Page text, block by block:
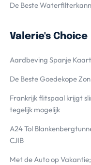
De Beste
Valerie's Choice
Aardbeving Spanje
De Beste Goedekope
Frankrijk flitspaal krijgt
tegelijk mogelijk
A24 Tol
CJIB
Met de Auto op